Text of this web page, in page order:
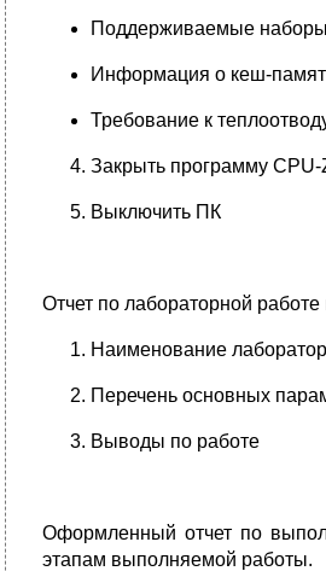
Поддерживаемые наборы
Информация о кеш-
Требование к
Закрыть программу CPU-
Выключить ПК
Отчет по лабораторной
Наименование
Перечень основных
Выводы по работе
Оформленный отчет по
этапам выполняемой работы.